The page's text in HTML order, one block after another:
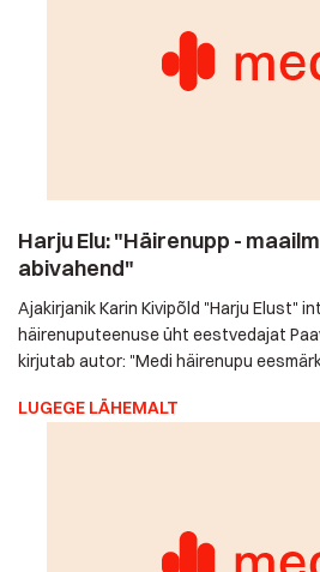
Ajakirjanik Karin Kivipõld "Harju Elust"
häirenuputeenuse üht eestvedajat
kirjutab autor: "Medi häirenupu
inimeste lähedastele." Täname Karin
eest! Loodame siiralt, et tänu sellele
abivajajaid ja nende lähedasi tee
LUGEGE LÄHEMALT